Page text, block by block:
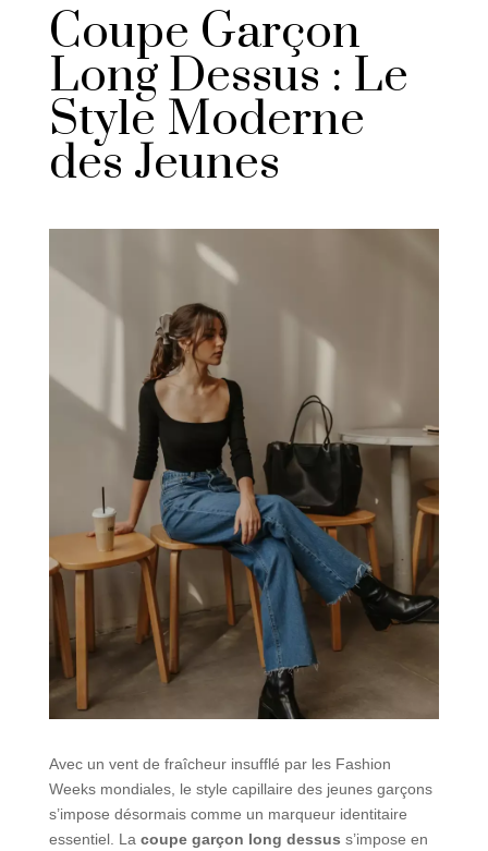
Coupe Garçon
Long Dessus : Le
Style Moderne
des Jeunes
Avec un vent de fraîcheur insufflé par les Fashion
Weeks mondiales, le style capillaire des jeunes garçons
s’impose désormais comme un marqueur identitaire
essentiel. La coupe garçon long dessus s’impose en